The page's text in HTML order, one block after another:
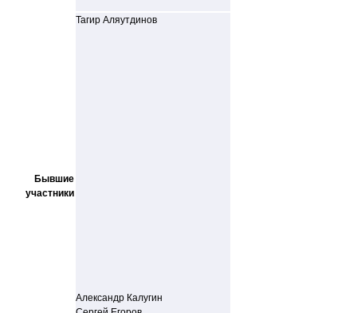
Бывшие
участники
Тагир Аляутдинов
Александр Калугин